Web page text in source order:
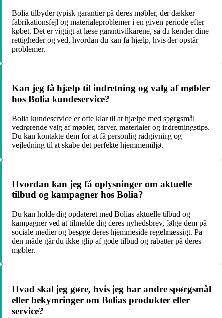
Bolia tilbyder typisk garantier på deres møbler, der dækker
fabrikationsfejl og materialeproblemer i en given periode efter
købet. Det er vigtigt at læse garantivilkårene, så du kender dine
rettigheder og ved, hvordan du kan få hjælp, hvis der opstår
problemer.
Kan jeg få hjælp til indretning og valg af møbler
hos Bolia kundeservice?
Bolia kundeservice er ofte klar til at hjælpe med spørgsmål
vedrørende valg af møbler, farver, materialer og indretningstips.
Du kan kontakte dem for at få personlig rådgivning og
vejledning til at skabe det perfekte hjemmemiljø.
Hvordan kan jeg få oplysninger om aktuelle
tilbud og kampagner hos Bolia?
Du kan holde dig opdateret med Bolias aktuelle tilbud og
kampagner ved at tilmelde dig deres nyhedsbrev, følge dem på
sociale medier og besøge deres hjemmeside regelmæssigt. På
den måde går du ikke glip af gode tilbud og rabatter på deres
møbler.
Hvad skal jeg gøre, hvis jeg har andre spørgsmål
eller bekymringer om Bolias produkter eller
service?